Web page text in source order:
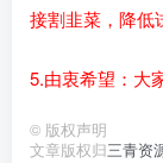
接割韭菜，降低
5.由衷希望：大
© 版权声明
文章版权归三青资